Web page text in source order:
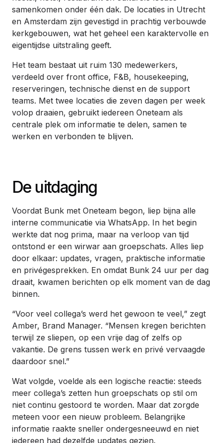
samenkomen onder één dak. De locaties in Utrecht
en Amsterdam zijn gevestigd in prachtig verbouwde
kerkgebouwen, wat het geheel een karaktervolle en
eigentijdse uitstraling geeft.
Het team bestaat uit ruim 130 medewerkers,
verdeeld over front office, F&B, housekeeping,
reserveringen, technische dienst en de support
teams. Met twee locaties die zeven dagen per week
volop draaien, gebruikt iedereen Oneteam als
centrale plek om informatie te delen, samen te
werken en verbonden te blijven.
De uitdaging
Voordat Bunk met Oneteam begon, liep bijna alle
interne communicatie via WhatsApp. In het begin
werkte dat nog prima, maar na verloop van tijd
ontstond er een wirwar aan groepschats. Alles liep
door elkaar: updates, vragen, praktische informatie
en privégesprekken. En omdat Bunk 24 uur per dag
draait, kwamen berichten op elk moment van de dag
binnen.
“Voor veel collega’s werd het gewoon te veel,” zegt
Amber, Brand Manager. “Mensen kregen berichten
terwijl ze sliepen, op een vrije dag of zelfs op
vakantie. De grens tussen werk en privé vervaagde
daardoor snel.”
Wat volgde, voelde als een logische reactie: steeds
meer collega’s zetten hun groepschats op stil om
niet continu gestoord te worden. Maar dat zorgde
meteen voor een nieuw probleem. Belangrijke
informatie raakte sneller ondergesneeuwd en niet
iedereen had dezelfde updates gezien.